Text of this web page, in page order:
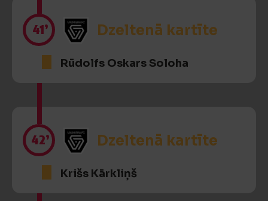
41’ Dzeltenā kartīte
Rūdolfs Oskars Soloha
42’ Dzeltenā kartīte
Krišs Kārkliņš